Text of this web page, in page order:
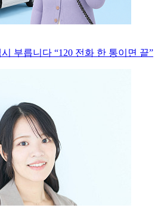
부릅니다 “120 전화 한 통이면 끝”